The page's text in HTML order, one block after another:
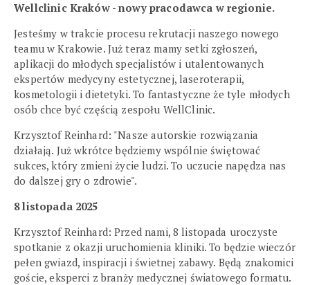
Wellclinic Kraków - nowy pracodawca w regionie.
Jesteśmy w trakcie procesu rekrutacji naszego nowego
teamu w Krakowie. Już teraz mamy setki zgłoszeń,
aplikacji do młodych specjalistów i utalentowanych
ekspertów medycyny estetycznej, laseroterapii,
kosmetologii i dietetyki. To fantastyczne że tyle młodych
osób chce być częścią zespołu WellClinic.
Krzysztof Reinhard: "Nasze autorskie rozwiązania
działają. Już wkrótce będziemy wspólnie świętować
sukces, który zmieni życie ludzi. To uczucie napędza nas
do dalszej gry o zdrowie".
8 listopada 2025
Krzysztof Reinhard: Przed nami, 8 listopada uroczyste
spotkanie z okazji uruchomienia kliniki. To będzie wieczór
pełen gwiazd, inspiracji i świetnej zabawy. Będą znakomici
goście, eksperci z branży medycznej światowego formatu.